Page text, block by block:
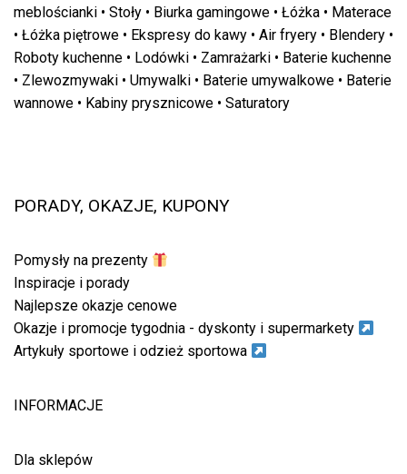
meblościanki • Stoły • Biurka gamingowe • Łóżka • Materace
• Łóżka piętrowe • Ekspresy do kawy • Air fryery • Blendery •
Roboty kuchenne • Lodówki • Zamrażarki • Baterie kuchenne
• Zlewozmywaki • Umywalki • Baterie umywalkowe • Baterie
wannowe • Kabiny prysznicowe • Saturatory
PORADY, OKAZJE, KUPONY
Pomysły na prezenty
Inspiracje i porady
Najlepsze okazje cenowe
Okazje i promocje tygodnia - dyskonty i supermarkety
Artykuły sportowe i odzież sportowa
INFORMACJE
Dla sklepów